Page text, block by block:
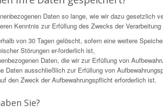
Daten so lange, wie wir dazu gesetzlich
Kenntnis zur Erfüllung des Zwecks der
von 30 Tagen gelöscht, sofern eine weitere
Störungen er-forderlich ist,
Daten, die wir zur Erfüllung von
Daten ausschließlich zur Erfüllung von
den Zweck der Aufbewahrungspflicht erforderlich ist.
Sie?